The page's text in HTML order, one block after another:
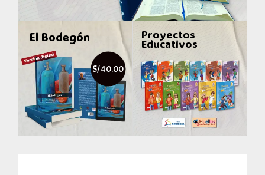
El Bodegón
S/ 40.00
Proyectos
Educativos